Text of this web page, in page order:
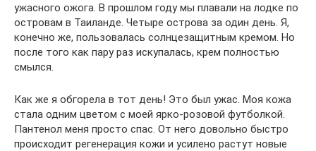
ужасного ожога. В прошлом году мы плавали на лодке по
островам в Таиланде. Четыре острова за один день. Я,
конечно же, пользовалась солнцезащитным кремом. Но
после того как пару раз искупалась, крем полностью
смылся.
Как же я обгорела в тот день! Это был ужас. Моя кожа
стала одним цветом с моей ярко-розовой футболкой.
Пантенол меня просто спас. От него довольно быстро
происходит регенерация кожи и усилено растут новые